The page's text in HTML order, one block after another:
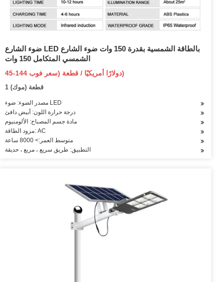
ضوء الشارع LED بالطاقة الشمسية بقدرة 150 وات ضوء الشارع
الشمسي المتكامل 150 وات
45-144 دولارًا أمريكيًا / قطعة (سعر فوب)
1 قطعة (موك)
مصدر الضوء: ضوء LED
درجة حرارة اللون: أبيض دافئ
مادة جسم المصباح: الألومنيوم
مزود الطاقة: AC
متوسط العمر:> 8000 ساعة
التطبيق: طريق سريع ، مربع ، حديقة